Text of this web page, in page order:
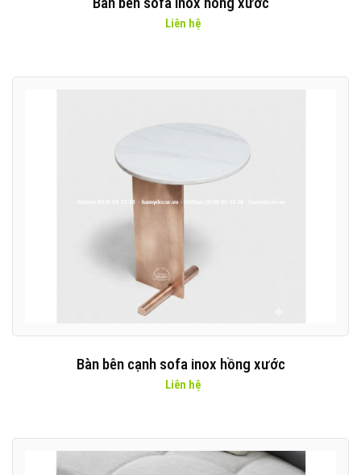
Liên hệ
Bàn bên cạnh sofa inox hồng xước
Liên hệ